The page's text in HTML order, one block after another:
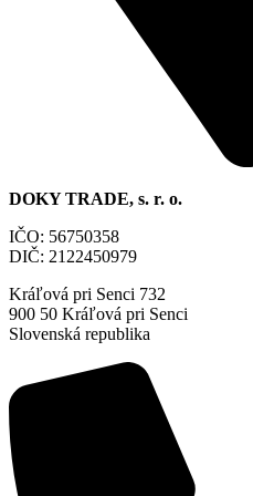
DOKY TRADE, s. r. o.
IČO: 56750358
DIČ: 2122450979
Kráľová pri Senci 732
900 50 Kráľová pri Senci
Slovenská republika